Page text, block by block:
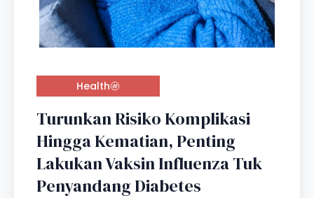
Health
Turunkan Risiko Komplikasi
Hingga Kematian, Penting
Lakukan Vaksin Influenza Tuk
Penyandang Diabetes